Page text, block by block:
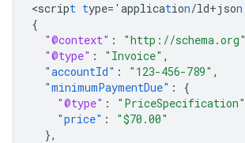
<script type='application/ld+json
{
"@context" : "http://schema.org"
"@type" : "Invoice" ,
"accountId" : "123-456-789" ,
"minimumPaymentDue" :
{
"@type" : "PriceSpecification"
"price" :
"$70.00"
},